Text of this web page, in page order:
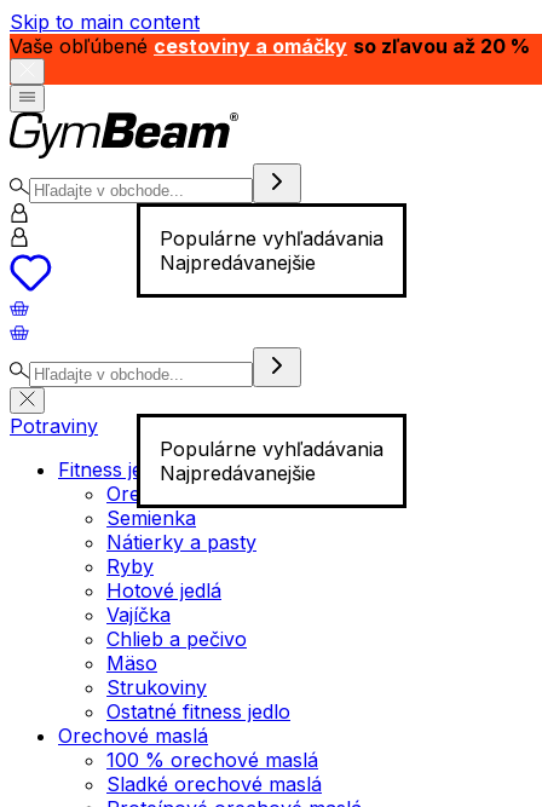
Skip to main content
Vaše obľúbené cestoviny a omáčky so zľavou až 20 %
Populárne vyhľadávania
Najpredávanejšie
Populárne vyhľadávania
Najpredávanejšie
Potraviny
Fitness jedlo
Orechy
Semienka
Nátierky a pasty
Ryby
Hotové jedlá
Vajíčka
Chlieb a pečivo
Mäso
Strukoviny
Ostatné fitness jedlo
Orechové maslá
100 % orechové maslá
Sladké orechové maslá